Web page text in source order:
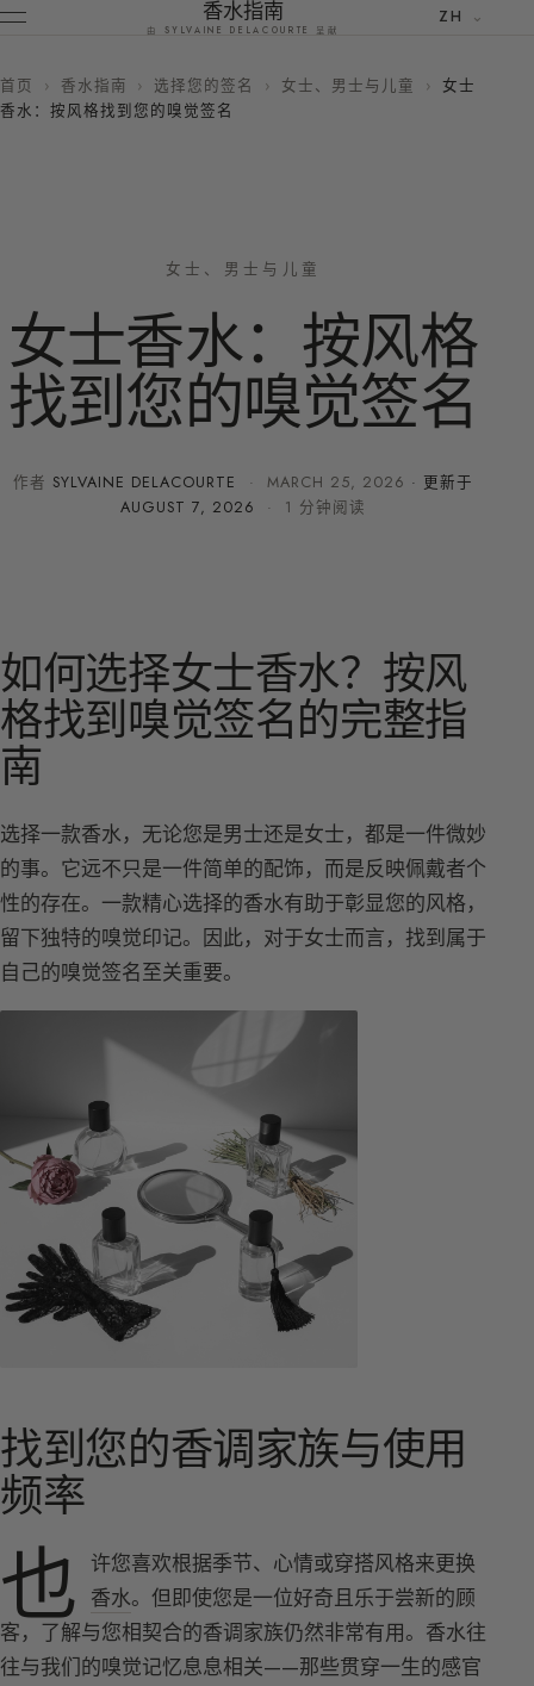
香水指南
由 SYLVAINE DELACOURTE 呈献
ZH
首页 › 香水指南 › 选择您的签名 › 女士、男士与儿童 › 女士
香水：按风格找到您的嗅觉签名
女士、男士与儿童
女士香水：按风格
找到您的嗅觉签名
作者 SYLVAINE DELACOURTE · MARCH 25, 2026 · 更新于
AUGUST 7, 2026
· 1 分钟阅读
如何选择女士香水？按风
格找到嗅觉签名的完整指
南
选择一款香水，无论您是男士还是女士，都是一件微妙
的事。它远不只是一件简单的配饰，而是反映佩戴者个
性的存在。一款精心选择的香水有助于彰显您的风格，
留下独特的嗅觉印记。因此，对于女士而言，找到属于
自己的嗅觉签名至关重要。
找到您的香调家族与使用
频率
也 许您喜欢根据季节、心情或穿搭风格来更换
香水。但即使您是一位好奇且乐于尝新的顾
客，了解与您相契合的香调家族仍然非常有用。香水往
往与我们的嗅觉记忆息息相关——那些贯穿一生的感官